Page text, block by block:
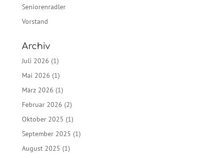
Seniorenradler
Vorstand
Archiv
Juli 2026 (1)
Mai 2026 (1)
März 2026 (1)
Februar 2026 (2)
Oktober 2025 (1)
September 2025 (1)
August 2025 (1)